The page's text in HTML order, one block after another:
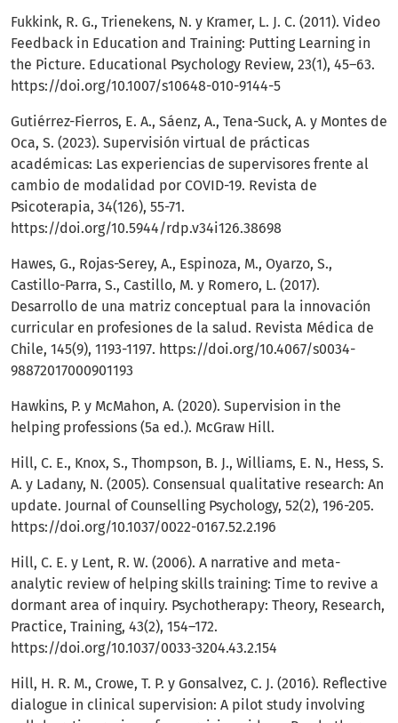
Fukkink, R. G., Trienekens, N. y Kramer, L. J. C. (2011). Video
Feedback in Education and Training: Putting Learning in
the Picture. Educational Psychology Review, 23(1), 45–63.
https://doi.org/10.1007/s10648-010-9144-5
Gutiérrez-Fierros, E. A., Sáenz, A., Tena-Suck, A. y Montes de
Oca, S. (2023). Supervisión virtual de prácticas
académicas: Las experiencias de supervisores frente al
cambio de modalidad por COVID-19. Revista de
Psicoterapia, 34(126), 55-71.
https://doi.org/10.5944/rdp.v34i126.38698
Hawes, G., Rojas-Serey, A., Espinoza, M., Oyarzo, S.,
Castillo-Parra, S., Castillo, M. y Romero, L. (2017).
Desarrollo de una matriz conceptual para la innovación
curricular en profesiones de la salud. Revista Médica de
Chile, 145(9), 1193-1197. https://doi.org/10.4067/s0034-
98872017000901193
Hawkins, P. y McMahon, A. (2020). Supervision in the
helping professions (5a ed.). McGraw Hill.
Hill, C. E., Knox, S., Thompson, B. J., Williams, E. N., Hess, S.
A. y Ladany, N. (2005). Consensual qualitative research: An
update. Journal of Counselling Psychology, 52(2), 196-205.
https://doi.org/10.1037/0022-0167.52.2.196
Hill, C. E. y Lent, R. W. (2006). A narrative and meta-
analytic review of helping skills training: Time to revive a
dormant area of inquiry. Psychotherapy: Theory, Research,
Practice, Training, 43(2), 154–172.
https://doi.org/10.1037/0033-3204.43.2.154
Hill, H. R. M., Crowe, T. P. y Gonsalvez, C. J. (2016). Reflective
dialogue in clinical supervision: A pilot study involving